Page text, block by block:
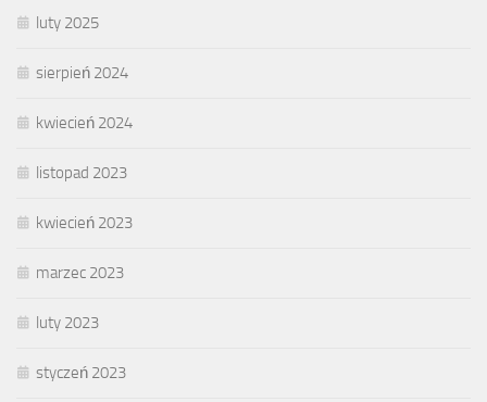
luty 2025
sierpień 2024
kwiecień 2024
listopad 2023
kwiecień 2023
marzec 2023
luty 2023
styczeń 2023